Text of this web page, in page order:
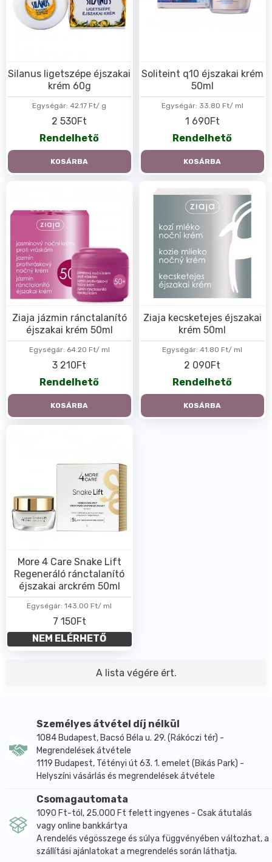
Egységár: 42.17 Ft/ g
Silanus ligetszépe éjszakai
krém 60g
2 530Ft
Rendelhető
KOSÁRBA
Egységár: 33.80 Ft/ ml
Soliteint q10 éjszakai krém
50ml
1 690Ft
Rendelhető
KOSÁRBA
Egységár: 64.20 Ft/ ml
Ziaja jázmin ránctalanító
éjszakai krém 50ml
3 210Ft
Rendelhető
KOSÁRBA
Egységár: 41.80 Ft/ ml
Ziaja kecsketejes éjszakai
krém 50ml
2 090Ft
Rendelhető
KOSÁRBA
Egységár: 143.00 Ft/ ml
More 4 Care Snake Lift
Regeneráló ránctalanító
éjszakai arckrém 50ml
7 150Ft
NEM ELÉRHETŐ
A lista végére ért.
Személyes átvétel díj nélkül
1084 Budapest, Bacsó Béla u. 29. (Rákóczi tér) -
Megrendelések átvétele
1119 Budapest, Tétényi út 63. 1. emelet (Bikás Park) -
Helyszíni vásárlás és megrendelések átvétele
Csomagautomata
1090 Ft-tól, 25.000 Ft felett ingyenes - Csak átutalás
vagy online bankkártya
A rendelés végösszege és súlya függvényében változhat, a
szállítási ajánlatokat a megrendelés során láthatja.